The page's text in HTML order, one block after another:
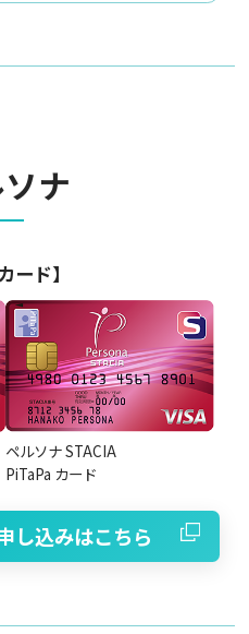
ナ
ード】
ペルソナ STACIA
PiTaPa カード
し込みはこちら